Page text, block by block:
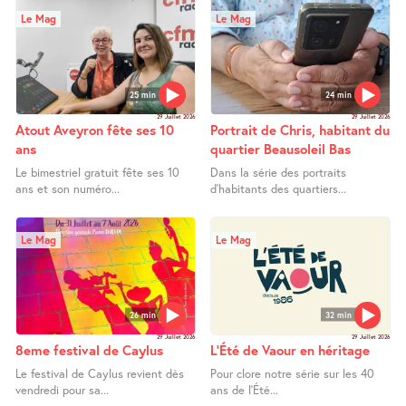
25 min
Le Mag
29 Juillet 2026
Atout Aveyron fête ses 10
ans
Le bimestriel gratuit fête ses 10
ans et son numéro...
24 min
Le Mag
29 Juillet 2026
Portrait de Chris, habitant du
quartier Beausoleil Bas
Dans la série des portraits
d’habitants des quartiers...
26 min
Le Mag
29 Juillet 2026
8eme festival de Caylus
Le festival de Caylus revient dès
vendredi pour sa...
32 min
Le Mag
29 Juillet 2026
L’Été de Vaour en héritage
Pour clore notre série sur les 40
ans de l’Été...